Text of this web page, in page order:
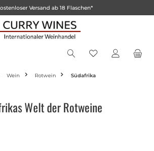
Versand ab 18 Flaschen*
Wein Rotwein Südafrika
Welt der Rotweine